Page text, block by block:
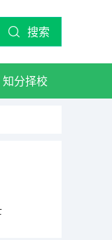
搜索
知分择校